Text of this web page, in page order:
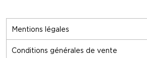
Mentions légales
Conditions générales de vente